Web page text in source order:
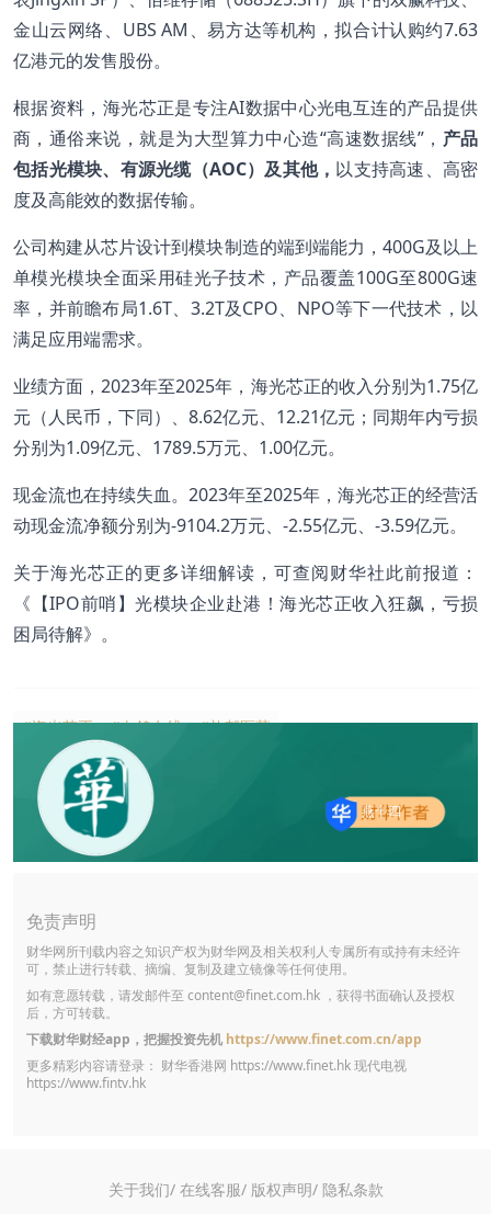
金山云网络、UBS AM、易方达等机构，拟合计认购约7.63
亿港元的发售股份。
根据资料，海光芯正是专注AI数据中心光电互连的产品提供
商，通俗来说，就是为大型算力中心造“高速数据线”， 产品
包括光模块、有源光缆（AOC）及其他， 以支持高速、高密
度及高能效的数据传输。
公司构建从芯片设计到模块制造的端到端能力，400G及以上
单模光模块全面采用硅光子技术，产品覆盖100G至800G速
率，并前瞻布局1.6T、3.2T及CPO、NPO等下一代技术，以
满足应用端需求。
业绩方面，2023年至2025年，海光芯正的收入分别为1.75亿
元（人民币，下同）、8.62亿元、12.21亿元；同期年内亏损
分别为1.09亿元、1789.5万元、1.00亿元。
现金流也在持续失血。2023年至2025年，海光芯正的经营活
动现金流净额分别为-9104.2万元、-2.55亿元、-3.59亿元。
关于海光芯正的更多详细解读，可查阅财华社此前报道：
《 【IPO前哨】光模块企业赴港！海光芯正收入狂飙，亏损
困局待解》。
#海光芯正 #白鸽在线 #礼邦医药
燕十四
免责声明
财华网所刊载内容之知识产权为财华网及相关权利人专属所有或持有未经许
可，禁止进行转载、摘编、复制及建立镜像等任何使用。
如有意愿转载，请发邮件至 content@finet.com.hk ，获得书面确认及授权
后，方可转载。
下载财华财经app，把握投资先机 https://www.finet.com.cn/app
更多精彩内容请登录： 财华香港网 https://www.finet.hk现代电视
https://www.fintv.hk
关于我们/ 在线客服/ 版权声明/ 隐私条款